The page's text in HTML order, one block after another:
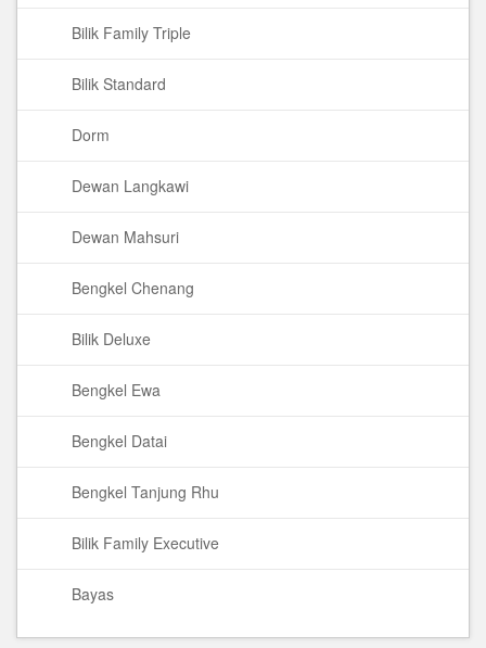
Bilik Family Triple
Bilik Standard
Dorm
Dewan Langkawi
Dewan Mahsuri
Bengkel Chenang
Bilik Deluxe
Bengkel Ewa
Bengkel Datai
Bengkel Tanjung Rhu
Bilik Family Executive
Bayas